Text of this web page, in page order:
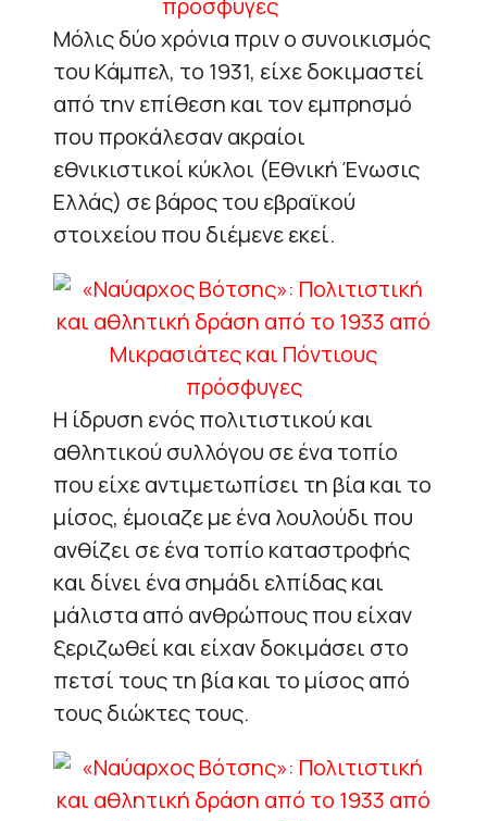
Μόλις δύο χρόνια πριν ο συνοικισμός
του Κάμπελ, το 1931, είχε δοκιμαστεί
από την επίθεση και τον εμπρησμό
που προκάλεσαν ακραίοι
εθνικιστικοί κύκλοι (Εθνική Ένωσις
Ελλάς) σε βάρος του εβραϊκού
στοιχείου που διέμενε εκεί.
Η ίδρυση ενός πολιτιστικού και
αθλητικού συλλόγου σε ένα τοπίο
που είχε αντιμετωπίσει τη βία και το
μίσος, έμοιαζε με ένα λουλούδι που
ανθίζει σε ένα τοπίο καταστροφής
και δίνει ένα σημάδι ελπίδας και
μάλιστα από ανθρώπους που είχαν
ξεριζωθεί και είχαν δοκιμάσει στο
πετσί τους τη βία και το μίσος από
τους διώκτες τους.